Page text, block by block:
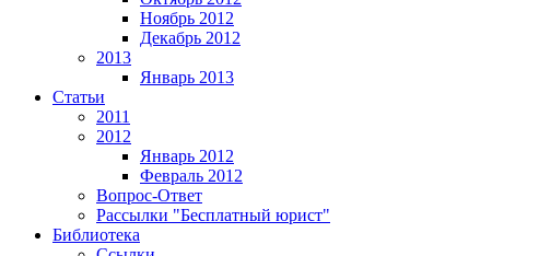
Ноябрь 2012
Декабрь 2012
2013
Январь 2013
Статьи
2011
2012
Январь 2012
Февраль 2012
Вопрос-Ответ
Рассылки "Бесплатный юрист"
Библиотека